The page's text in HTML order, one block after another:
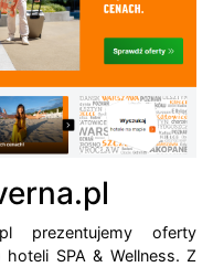
prezentujemy oferty
SPA & Wellness. Z